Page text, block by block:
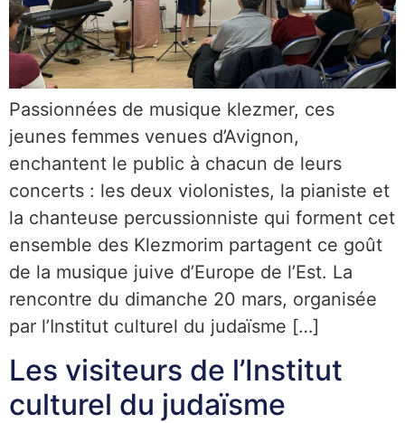
Passionnées de musique klezmer, ces
jeunes femmes venues d’Avignon,
enchantent le public à chacun de leurs
concerts : les deux violonistes, la pianiste et
la chanteuse percussionniste qui forment cet
ensemble des Klezmorim partagent ce goût
de la musique juive d’Europe de l’Est. La
rencontre du dimanche 20 mars, organisée
par l’Institut culturel du judaïsme […]
Les visiteurs de l’Institut
culturel du judaïsme